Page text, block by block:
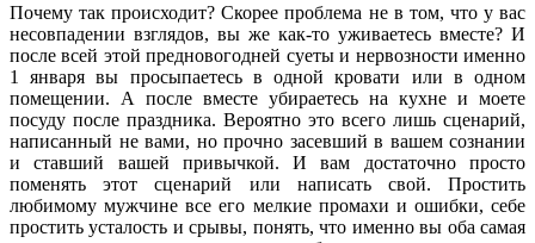
Почему так происходит? Скорее проблема не в том, что у вас
несовпадении взглядов, вы же как-то уживаетесь вместе? И
после всей этой предновогодней суеты и нервозности именно
1 января вы просыпаетесь в одной кровати или в одном
помещении. А после вместе убираетесь на кухне и моете
посуду после праздника. Вероятно это всего лишь сценарий,
написанный не вами, но прочно засевший в вашем сознании
и ставший вашей привычкой. И вам достаточно просто
поменять этот сценарий или написать свой. Простить
любимому мужчине все его мелкие промахи и ошибки, себе
простить усталость и срывы, понять, что именно вы оба самая